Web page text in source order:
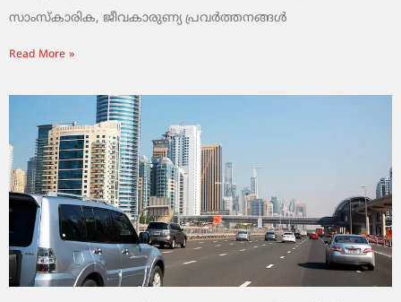
സാംസ്‌കാരിക, ജീവകാരുണ്യ പ്രവർത്തനങ്ങൾ
Read More »